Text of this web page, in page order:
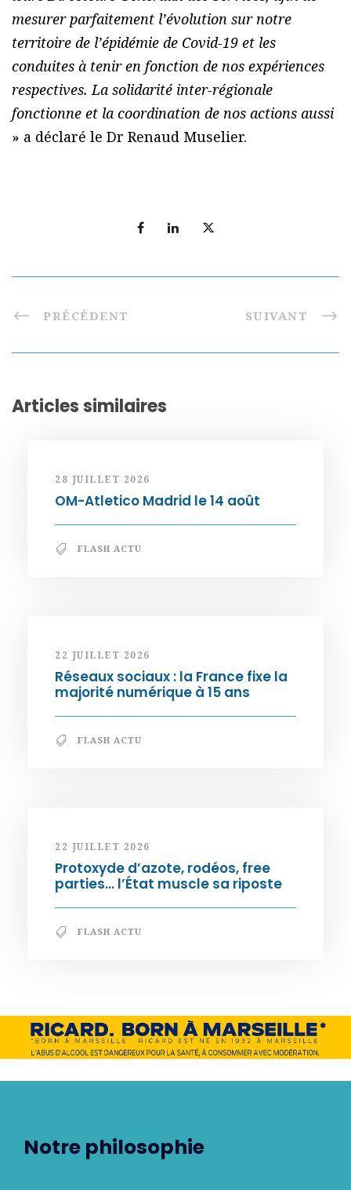
mesurer parfaitement l’évolution sur notre
territoire de l’épidémie de Covid-19 et les
conduites à tenir en fonction de nos expériences
respectives. La solidarité inter-régionale
fonctionne et la coordination de nos actions aussi
» a déclaré le Dr Renaud Muselier.
PRÉCÉDENT SUIVANT
Articles similaires
28 JUILLET 2026
OM-Atletico Madrid le 14 août
FLASH ACTU
22 JUILLET 2026
Réseaux sociaux : la France fixe la
majorité numérique à 15 ans
FLASH ACTU
22 JUILLET 2026
Protoxyde d’azote, rodéos, free
parties… l’État muscle sa riposte
FLASH ACTU
Notre philosophie